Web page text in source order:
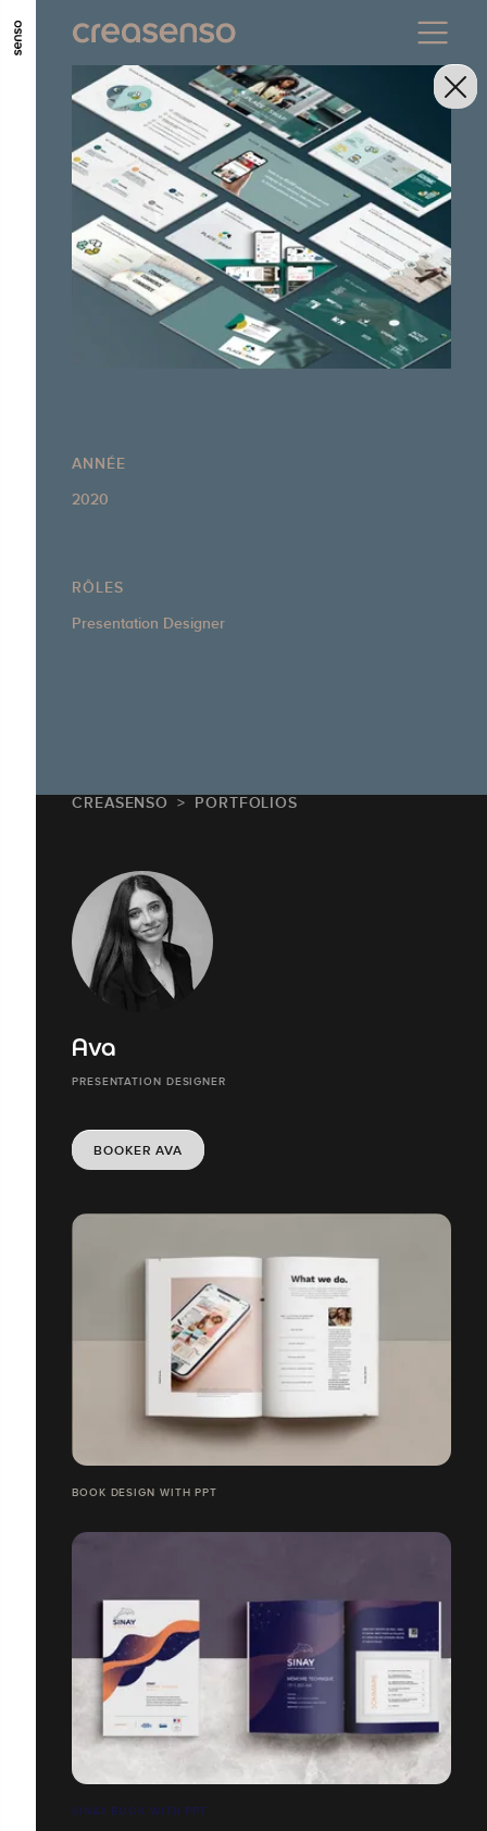
ALLER AU CONTENU PRINCIPAL
ALLER AU MENU PRINCIPAL
ALLER EN BAS DE PAGE
ANNÉE
2020
RÔLES
Presentation Designer
CREASENSO PORTFOLIOS
Ava
PRESENTATION DESIGNER
BOOKER AVA
BOOK DESIGN WITH PPT
SINAY BOOK WITH PPT